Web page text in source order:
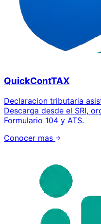
QuickContTAX
Declaracion tributaria
Descarga desde el SRI,
Formulario 104 y ATS.
Conocer mas